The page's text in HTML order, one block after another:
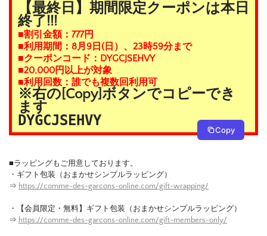
【最終日】期間限定クーポンは本日
終了!!!
■割引金額：777円
■利用期間：8月9日(日）、23時59分まで
■クーポンコード：DYGCJSEHVY
■20,000円以上が対象
■利用回数：誰でも複数回利用可
※右の[Copy]ボタンでコピーでき
ます
DYGCJSEHVY
Copy
■ラッピングもご用意しております。
・ギフト包装（おまかせシンプルラッピング）
⇒ https://comme-des-garcons-online.com/gift-wrapping/
・【会員限定・無料】ギフト包装（おまかせシンプルラッピング）
⇒ https://comme-des-garcons-online.com/gift-members-only/